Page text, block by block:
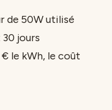
de 50W utilisé
jours
le kWh, le coût